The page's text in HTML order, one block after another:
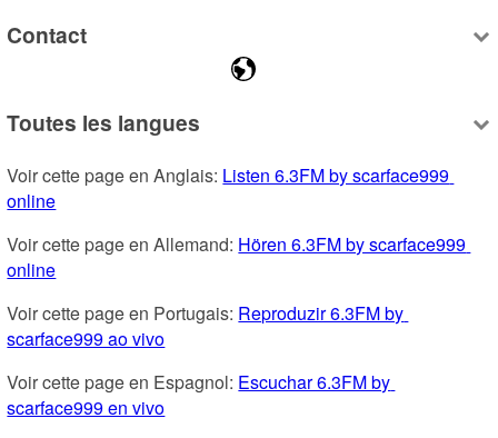
Contact
Toutes les langues
Voir cette page en Anglais: Listen 6.3FM by scarface999
online
Voir cette page en Allemand: Hören 6.3FM by scarface999
online
Voir cette page en Portugais: Reproduzir 6.3FM by
scarface999 ao vivo
Voir cette page en Espagnol: Escuchar 6.3FM by
scarface999 en vivo